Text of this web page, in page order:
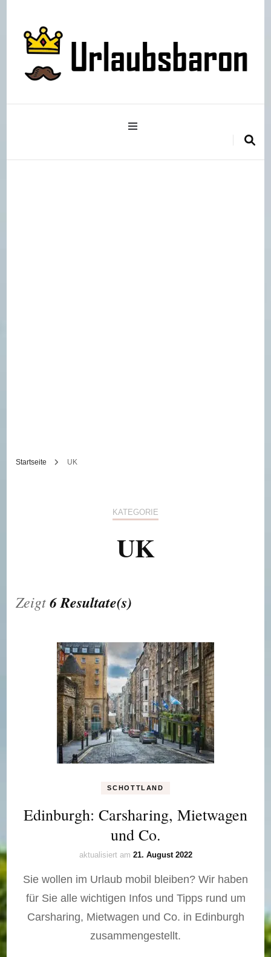
Urlaubsbaron
Startseite UK
KATEGORIE
UK
Zeigt6 Resultate(s)
SCHOTTLAND
Edinburgh: Carsharing, Mietwagen
und Co.
aktualisiert am 21. August 2022
Sie wollen im Urlaub mobil bleiben? Wir haben
für Sie alle wichtigen Infos und Tipps rund um
Carsharing, Mietwagen und Co. in Edinburgh
zusammengestellt.